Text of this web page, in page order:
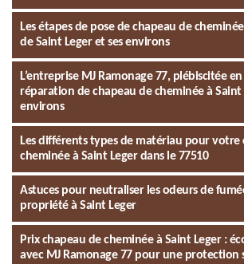
Les étapes de pose de chapeau de
de Saint Leger et ses environs
L’entreprise MJ Ramonage 77, plébiscitée
réparation de chapeau de cheminée à Saint
environs
Les différents types de matériau pour votre
cheminée à Saint Leger dans le 77510
Astuces pour neutraliser les odeurs de
propriété à Saint Leger
Prix chapeau de cheminée à Saint Leger :
avec MJ Ramonage 77 pour une protection